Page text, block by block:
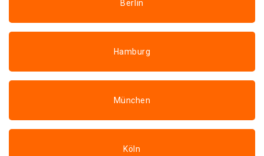
Berlin
Hamburg
München
Köln